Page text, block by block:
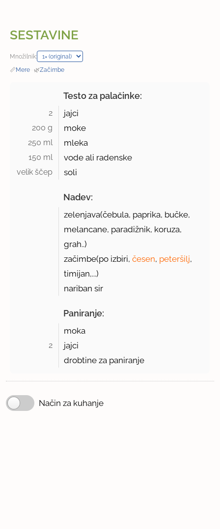
SESTAVINE
Množilnik:
📏Mere · 🌿Začimbe
Testo za palačinke:
2 jajci
200 g moke
250 ml mleka
150 ml vode ali radenske
velik ščep soli
Nadev:
zelenjava(čebula, paprika, bučke,
melancane, paradižnik, koruza,
grah..)
začimbe(po izbiri,česen, peteršilj,
timijan,...)
nariban sir
Paniranje:
moka
2
jajci
drobtine za paniranje
Način za kuhanje